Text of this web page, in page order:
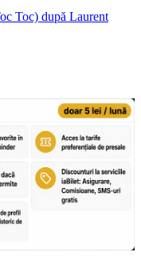
Toc) după Laurent